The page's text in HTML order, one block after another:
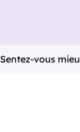
Sentez-vous